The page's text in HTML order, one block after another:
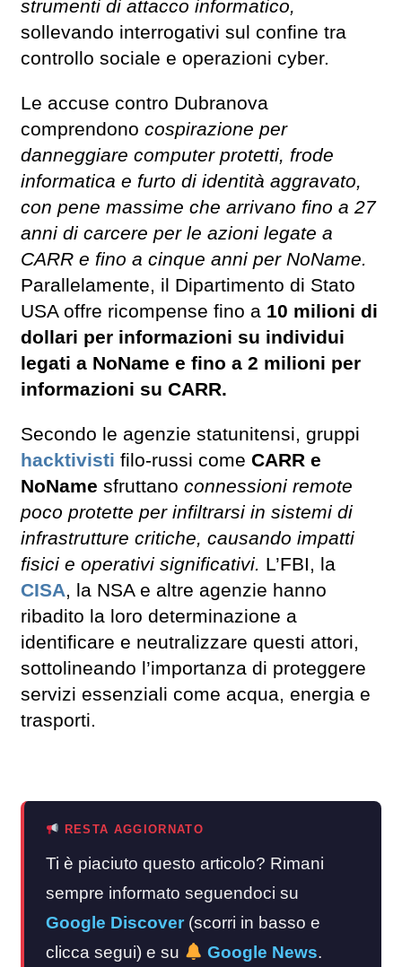
strumenti di attacco informatico,
sollevando interrogativi sul confine tra
controllo sociale e operazioni cyber.
Le accuse contro Dubranova
comprendono cospirazione per
danneggiare computer protetti, frode
informatica e furto di identità aggravato,
con pene massime che arrivano fino a 27
anni di carcere per le azioni legate a
CARR e fino a cinque anni per NoName.
Parallelamente, il Dipartimento di Stato
USA offre ricompense fino a 10 milioni di
dollari per informazioni su individui
legati a NoName e fino a 2 milioni per
informazioni su CARR.
Secondo le agenzie statunitensi, gruppi
hacktivisti filo-russi come CARR e
NoName sfruttano connessioni remote
poco protette per infiltrarsi in sistemi di
infrastrutture critiche, causando impatti
fisici e operativi significativi. L’FBI, la
CISA, la NSA e altre agenzie hanno
ribadito la loro determinazione a
identificare e neutralizzare questi attori,
sottolineando l’importanza di proteggere
servizi essenziali come acqua, energia e
trasporti.
RESTA AGGIORNATO
Ti è piaciuto questo articolo? Rimani
sempre informato seguendoci su
Google Discover (scorri in basso e
clicca segui) e su
Google News.